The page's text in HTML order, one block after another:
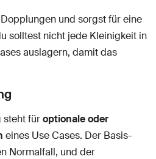
und sorgst für eine
solltest nicht jede Kleinigkeit in
auslagern, damit das
steht füroptionale oder
eines Use Cases. Der Basis-
Normalfall, und der